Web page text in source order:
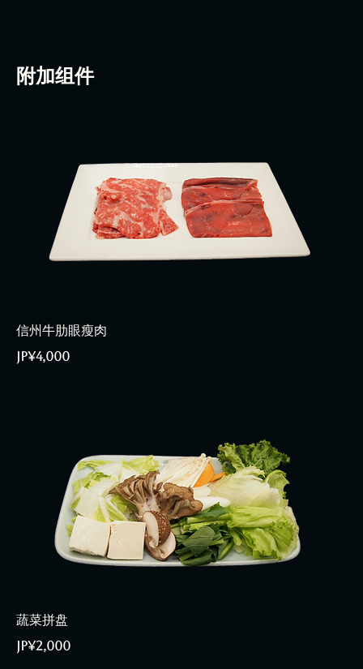
附加组件
信州牛肋眼瘦肉
JP¥4,000
蔬菜拼盘
JP¥2,000